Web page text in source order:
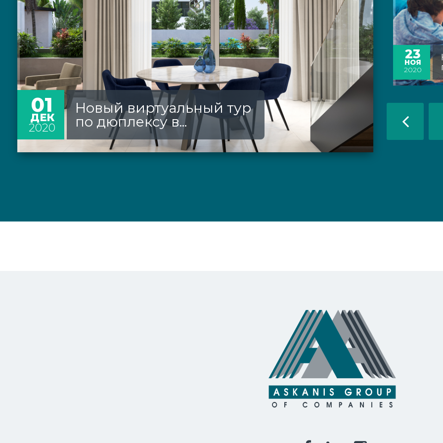
01
ДЕК
2020
Новый виртуальный тур
по дюплексу в...
23
НОЯ
2020